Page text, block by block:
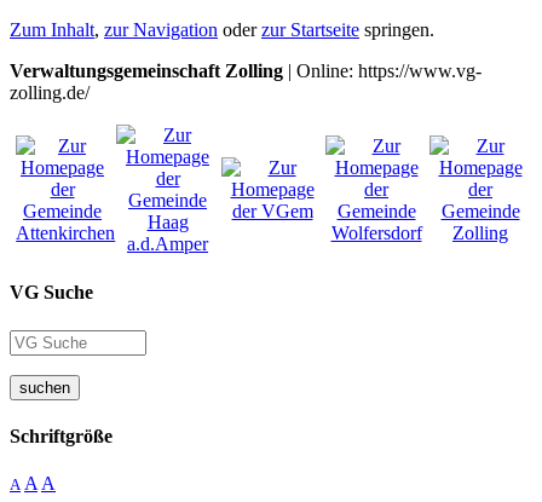
Zum Inhalt, zur Navigation oderzur Startseite springen.
Verwaltungsgemeinschaft Zolling | Online: https://www.vg-
zolling.de/
VG Suche
suchen
Schriftgröße
A A A